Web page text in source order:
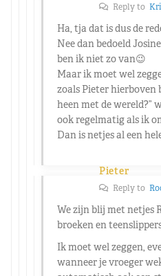
Reply to
Ha, tja dat is dus de
Nee dan bedoeld
ben ik niet zo van😉
Maar ik moet wel
zoals Pieter hierboven
heen met de wereld?”
ook regelmatig als ik
Dan is netjes al een
Pieter
Reply to
We zijn blij met netjes
broeken en
Ik moet wel zeggen,
wanneer je vroeger